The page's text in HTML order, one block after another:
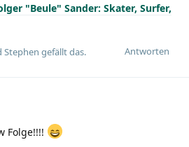
"Beule" Sander: Skater, Surfer,
Antworten
Stephen gefällt das.
Folge!!!!